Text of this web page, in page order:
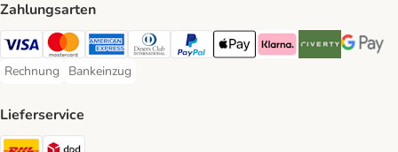
Zahlungsarten
Visa Payment Method
Mastercard Payment Method
American Express Payment Method
Diners Club Payment Method
PayPal Payment Method
Apple Pay Payment Method
Klarna Payment Method
Riverty Payment
Google
Rechnung
Rechnung Payment Method
Bankeinzug
Bankeinzug Payment Method
Lieferservice
DHL Shipping Method